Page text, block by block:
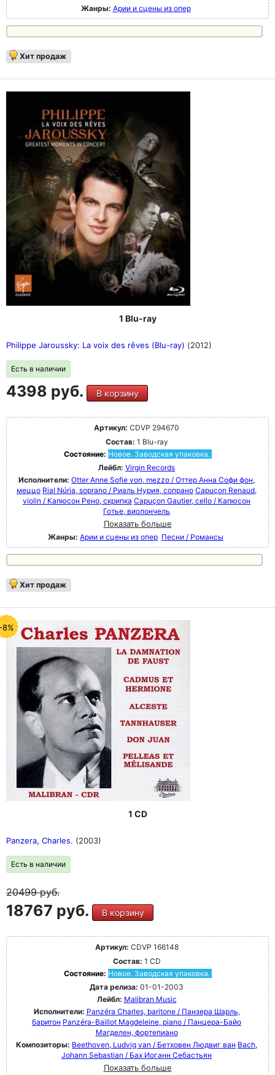
Жанры: Арии и сцены из опер
Хит продаж
1 Blu-ray
Philippe Jaroussky: La voix des rêves (Blu-ray) (2012)
Есть в наличии
4398 руб. В корзину
Артикул: CDVP 294670
Состав: 1 Blu-ray
Состояние: Новое. Заводская упаковка.
Лейбл: Virgin Records
Исполнители: Otter Anne Sofie von, mezzo / Оттер Анна Софи фон,
меццо Rial Núria, soprano / Риаль Нурия, сопрано Capuçon Renaud,
violin / Капюсон Рено, скрипка Capuçon Gautier, cello / Капюсон
Готье, виолончель
Показать больше
Жанры: Арии и сцены из опер Песни / Романсы
Хит продаж
8%
1 CD
Panzera, Charles. (2003)
Есть в наличии
20499руб.
18767 руб. В корзину
Артикул: CDVP 166148
Состав: 1 CD
Состояние: Новое. Заводская упаковка.
Дата релиза: 01-01-2003
Лейбл: Malibran Music
Исполнители: Panzéra Charles, baritone / Панзера Шарль,
баритон Panzéra-Baillot Magdeleine, piano / Панцера-Байо
Магделен, фортепиано
Композиторы: Beethoven, Ludvig van / Бетховен Людвиг ван Bach,
Johann Sebastian / Бах Иоганн Себастьян
Показать больше